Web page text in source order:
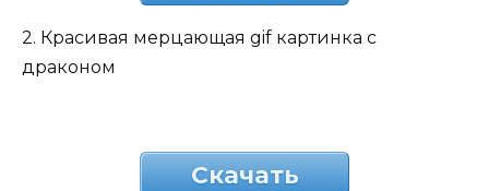
2. Красивая мерцающая gif картинка с
драконом
Скачать